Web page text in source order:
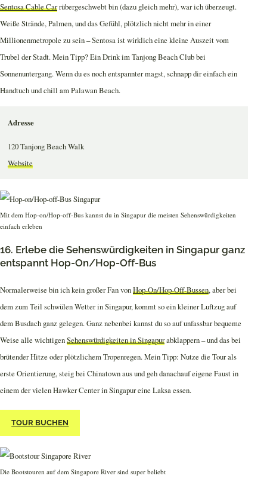
Sentosa Cable Carrübergeschwebt bin (dazu gleich mehr), war ich überzeugt.
Weiße Strände, Palmen, und das Gefühl, plötzlich nicht mehr in einer
Millionenmetropole zu sein – Sentosa ist wirklich eine kleine Auszeit vom
Trubel der Stadt. Mein Tipp? Ein Drink im Tanjong Beach Club bei
Sonnenuntergang. Wenn du es noch entspannter magst, schnapp dir einfach ein
Handtuch und chill am Palawan Beach.
Adresse
120 Tanjong Beach Walk
Website
Mit dem Hop-on/Hop-off-Bus kannst du in Singapur die meisten Sehenswürdigkeiten
einfach erleben
16. Erlebe die Sehenswürdigkeiten in Singapur ganz
entspannt Hop-On/Hop-Off-Bus
Normalerweise bin ich kein großer Fan vonHop-On/Hop-Off-Bussen, aber bei
dem zum Teil schwülen Wetter in Singapur, kommt so ein kleiner Luftzug auf
dem Busdach ganz gelegen. Ganz nebenbei kannst du so auf unfassbar bequeme
Weise alle wichtigenSehenswürdigkeiten in Singapurabklappern – und das bei
brütender Hitze oder plötzlichem Tropenregen. Mein Tipp: Nutze die Tour als
erste Orientierung, steig bei Chinatown aus und geh danachauf eigene Faust in
einem der vielen Hawker Center in Singapur eine Laksa essen.
TOUR BUCHEN
Die Bootstouren auf dem Singapore River sind super beliebt